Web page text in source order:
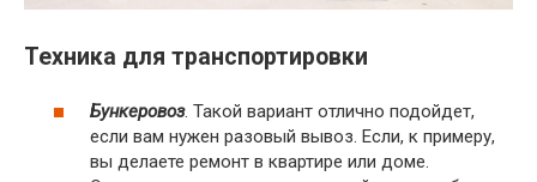
Техника для транспортировки
Бункеровоз. Такой вариант отлично подойдет,
если вам нужен разовый вывоз. Если, к примеру,
вы делаете ремонт в квартире или доме.